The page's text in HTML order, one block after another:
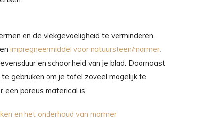
en de vlekgevoeligheid te verminderen,
impregneermiddel voor natuursteen/marmer
en schoonheid van je blad. Daarnaast
gebruiken om je tafel zoveel mogelijk te
een poreus materiaal is.
en het onderhoud van marmer